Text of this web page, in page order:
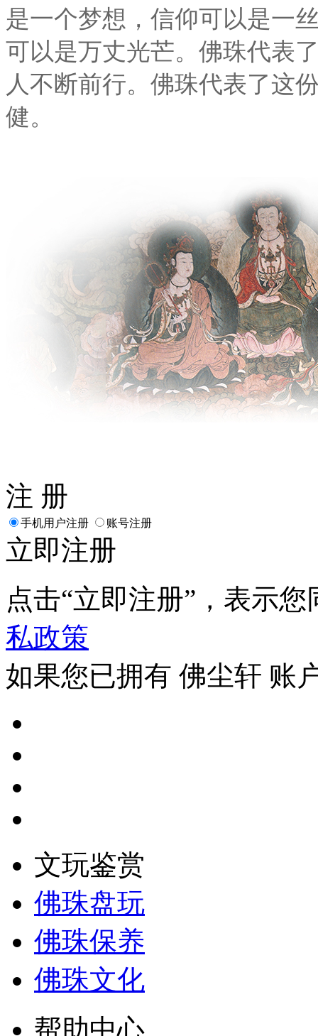
是一个梦想，信仰可以是一
可以是万丈光芒。佛珠代表
人不断前行。佛珠代表了这
健。
注 册
手机用户注册 账号注册
立即注册
点击“立即注册”，表示
私政策
如果您已拥有 佛尘轩 账
文玩鉴赏
佛珠盘玩
佛珠保养
佛珠文化
帮助中心